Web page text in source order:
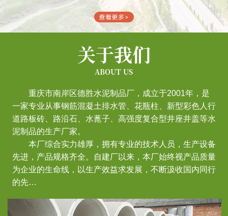
关于我们
ABOUT US
重庆市南岸区德胜水泥制品厂，成立于2001年，是
一家专业从事钢筋混凝土排水管、花瓶柱、新型彩色人行
道路板砖、路沿石、水蓖子、高强度复合型井座井盖等水
泥制品的生产厂家。
本厂综合实力雄厚，拥有专业的技术人员，生产设备
先进，产品规格齐全。自建厂以来，本厂始终视产品质量
为企业的生命线，以生产效益求发展，不断汲收国内同行
的先…